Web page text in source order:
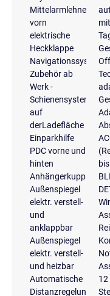
Mittelarmlehne
vorn
elektrische
Heckklappe
Navigationssystem
Zubehör ab
Werk -
Schienensystem
auf
derLadefläche
Einparkhilfe
PDC vorne und
hinten
Anhängerkupplung
Außenspiegel
elektr. verstell-
und
anklappbar
Außenspiegel
elektr. verstell-
und heizbar
Automatische
Distanzregelung
12